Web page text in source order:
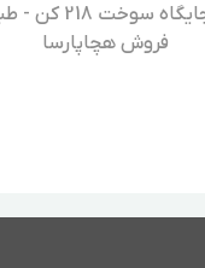
- خروجی کن -
فروش هچاپارسا